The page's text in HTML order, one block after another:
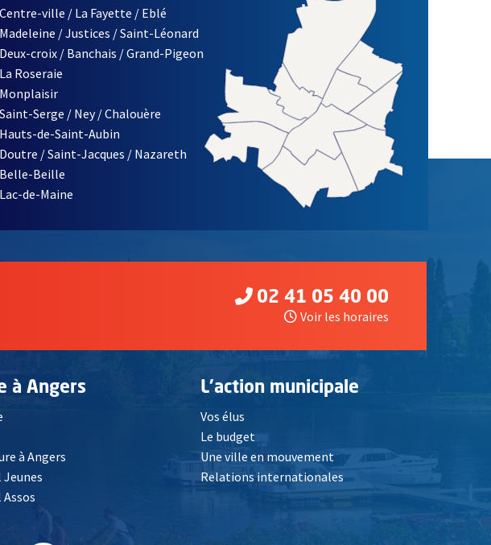
D'INSCRIPTION À LA LETTRE D'INFORMATION DE LA VILLE D'ANGERS
fenêtre
Centre-ville / La Fayette / Eblé
Madeleine / Justices / Saint-Léonard
Deux-croix / Banchais / Grand-Pigeon
La Roseraie
Monplaisir
Saint-Serge / Ney / Chalouère
Hauts-de-Saint-Aubin
Doutre / Saint-Jacques / Nazareth
Belle-Beille
Lac-de-Maine
02 41 05 40 00
Voir les horaires
à Angers
à Angers
L'action municipale
Vos élus
Le budget
Une ville en mouvement
Relations internationales